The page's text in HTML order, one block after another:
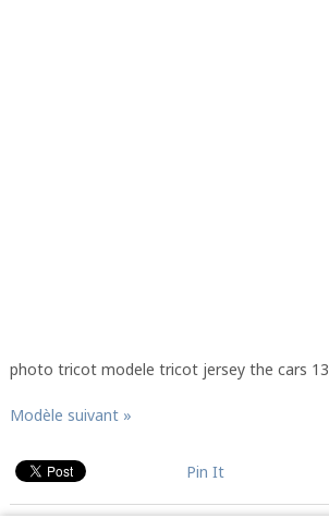
photo tricot modele tricot jersey the cars 13
Modèle suivant »
Pin It